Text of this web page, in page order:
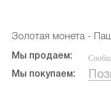
Золотая монета -
Мы продаем:
Мы покупаем: